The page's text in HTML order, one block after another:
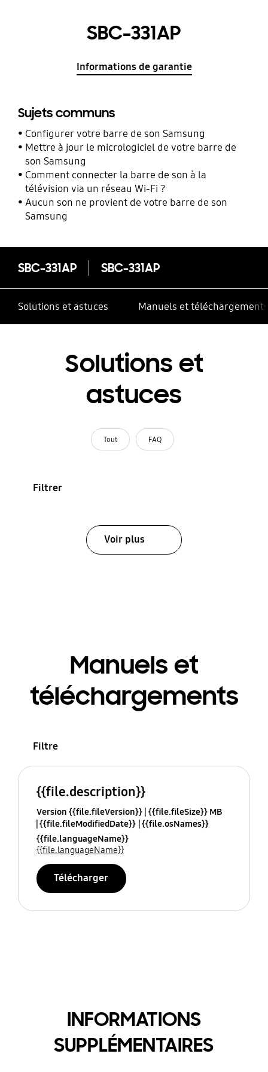
SBC-331AP
Informations de garantie
Sujets communs
Configurer votre barre de son Samsung
Mettre à jour le micrologiciel de votre barre de
son Samsung
Comment connecter la barre de son à la
télévision via un réseau Wi-Fi ?
Aucun son ne provient de votre barre de son
Samsung
SBC-331AP SBC-331AP
Solutions et astuces Manuels et téléchargements
Solutions et
astuces
Tout FAQ
Filtrer
Voir plus
Manuels et
téléchargements
Filtre
{{file.description}}
Version {{file.fileVersion}} {{file.fileSize}} MB
{{file.fileModifiedDate}} {{file.osNames}}
{{file.languageName}}
{{file.languageName}}
Télécharger
INFORMATIONS
SUPPLÉMENTAIRES